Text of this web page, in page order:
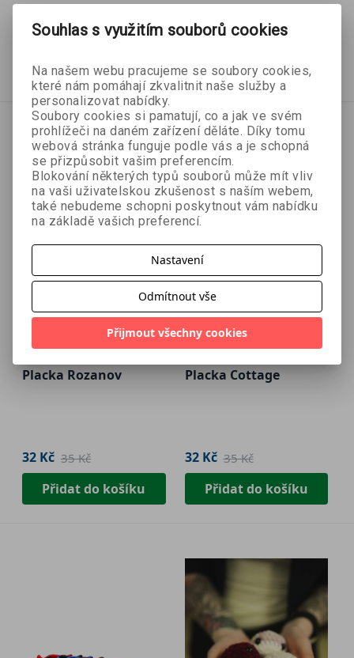
32 Kč 35 Kč
Přidat do košíku
32 Kč 35 Kč
Přidat do košíku
Placka Rozanov
32 Kč 35 Kč
Přidat do košíku
- 10 %
Placka Cottage
32 Kč 35 Kč
Přidat do košíku
Souhlas s využitím souborů cookies
Na našem webu pracujeme se soubory cookies,
které nám pomáhají zkvalitnit naše služby a
personalizovat nabídky.
Soubory cookies si pamatují, co a jak ve svém
prohlížeči na daném zařízení děláte. Díky tomu
webová stránka funguje podle vás a je schopná
se přizpůsobit vašim preferencím.
Blokování některých typů souborů může mít vliv
na vaši uživatelskou zkušenost s naším webem,
také nebudeme schopni poskytnout vám nabídku
na základě vašich preferencí.
Nastavení
Odmítnout vše
Přijmout všechny cookies